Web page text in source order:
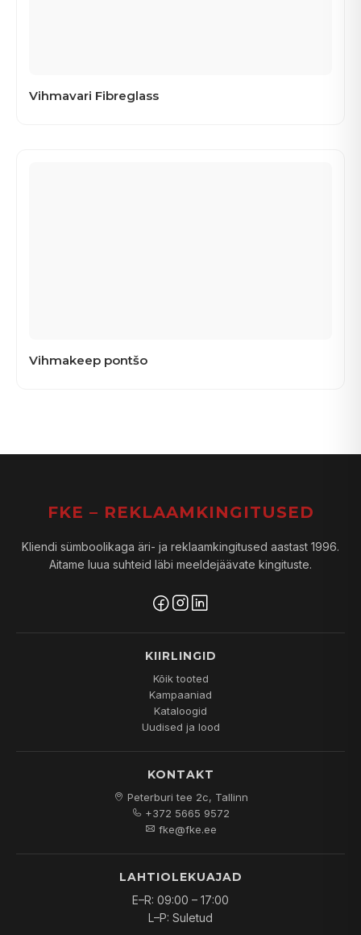
Vihmavari Fibreglass
Vihmakeep pontšo
FKE – REKLAAMKINGITUSED
Kliendi sümboolikaga äri- ja reklaamkingitused aastast 1996.
Aitame luua suhteid läbi meeldejäävate kingituste.
KIIRLINGID
Kõik tooted
Kampaaniad
Kataloogid
Uudised ja lood
KONTAKT
Peterburi tee 2c, Tallinn
+372 5665 9572
fke@fke.ee
LAHTIOLEKUAJAD
E–R: 09:00 – 17:00
L–P: Suletud